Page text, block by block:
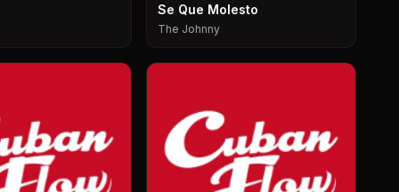
Se Que Molesto
The Johnny